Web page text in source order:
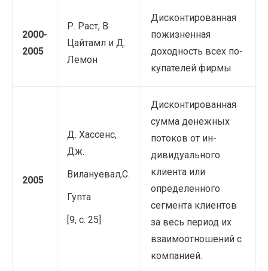
2000-
2005
Р. Раст, В.
Цай­тамл и Д.
Лемон
Дисконтированная
пожизненная
доходность всех по­
купателей фирмы
2005
Д. Хассенс,
Дж.
Вилануевал,С.
Гупта
[9, с. 25]
Дисконтированная
сумма денежных
потоков от ин­
дивидуального
клиента или
определенного
сегмента клиентов
за весь период их
взаимоотношений с
ком­панией.